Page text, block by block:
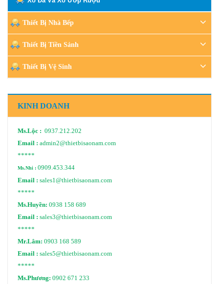
Thiết Bị Nhà Bếp
Thiết Bị Tiền Sảnh
Thiết Bị Vệ Sinh
KINH DOANH
Ms.Lộc : 0937.212.202
Email : admin2@thietbisaonam.com
*****
Ms.Nhi : 0909.453.344
Email : sales1@thietbisaonam.com
*****
Ms.Huyền: 0938 158 689
Email : sales3@thietbisaonam.com
*****
Mr.Lâm: 0903 168 589
Email : sales5@thietbisaonam.com
*****
Ms.Phương: 0902 671 233